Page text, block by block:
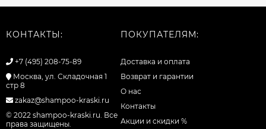
КОНТАКТЫ:
+7 (495) 208-75-89
Москва, ул. Складочная 1
стр 8
zakaz@shampoo-kraski.ru
© 2022 shampoo-kraski.ru. Все
права защищены.
ПОКУПАТЕЛЯМ:
Доставка и оплата
Возврат и гарантии
О нас
Контакты
Акции и скидки %